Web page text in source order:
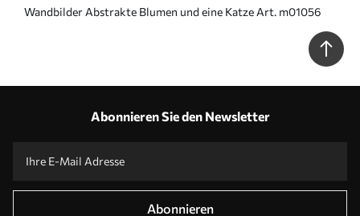
Wandbilder Abstrakte Blumen und eine Katze Art. m01056
Abonnieren Sie den Newsletter
Abonnieren